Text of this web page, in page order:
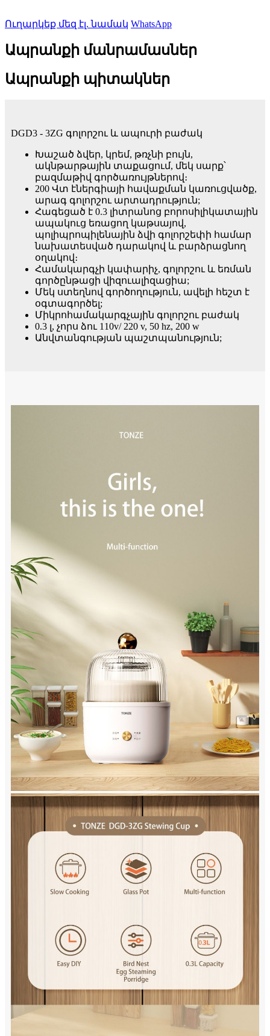
Ուղարկեք մեզ էլ. նամակ WhatsApp
Ապրանքի մանրամասներ
Ապրանքի պիտակներ
DGD3 - 3ZG գոլորշու և ապուրի բաժակ
Խաշած ձվեր, կրեմ, թռչնի բույն,
ակնթարթային տաքացում, մեկ սարք՝
բազմաթիվ գործառույթներով։
200 Վտ էներգիայի հավաքման կառուցվածք,
արագ գոլորշու արտադրություն;
Հագեցած է 0.3 լիտրանոց բորոսիլիկատային
ապակուց եռացող կաթսայով,
պոլիպրոպիլենային ձվի գոլորշեփի համար
նախատեսված դարակով և բարձրացնող
օղակով։
Համակարգչի կափարիչ, գոլորշու և եռման
գործընթացի վիզուալիզացիա;
Մեկ ստեղնով գործողություն, ավելի հեշտ է
օգտագործել;
Միկրոհամակարգչային գոլորշու բաժակ
0.3 լ, չորս ձու 110v/ 220 v, 50 hz, 200 w
Անվտանգության պաշտպանություն;